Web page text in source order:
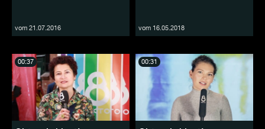
vom 21.07.2016 vom 16.05.2018
00:37 00:31